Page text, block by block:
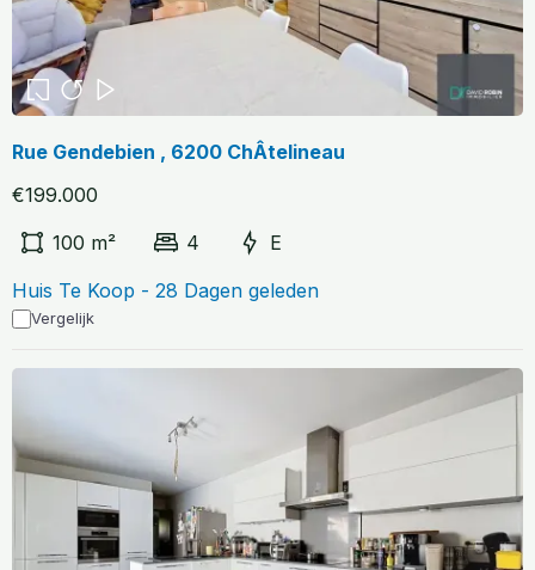
Rue Gendebien , 6200 ChÂtelineau
€199.000
100 m²
4
E
Huis Te Koop - 28 Dagen geleden
Vergelijk